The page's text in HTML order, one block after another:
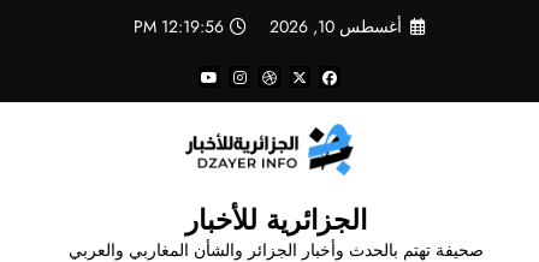
أغسطس 10, 2026 12:19:57 PM
الجزائرية للأخبار
صحيفة تهتم بالحدث وأخبار الجزائر والشأن المغاربي والعربي